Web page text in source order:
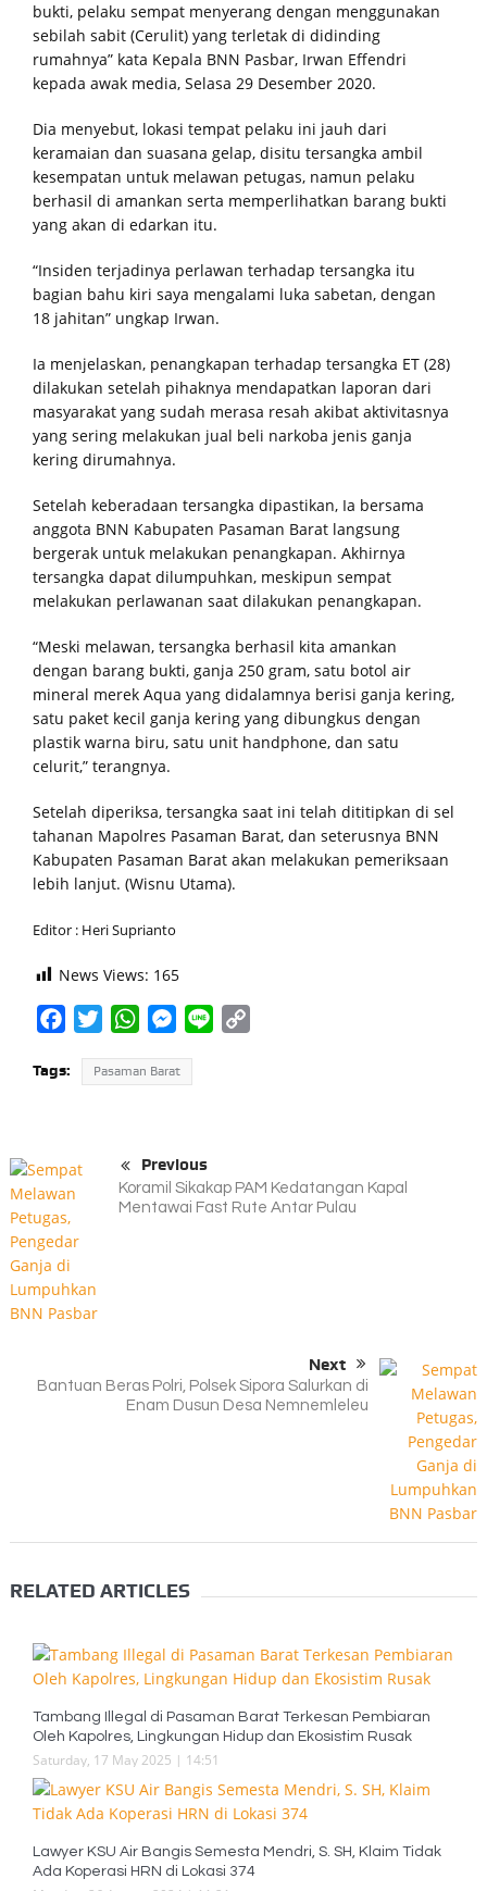
bukti, pelaku sempat menyerang dengan menggunakan
sebilah sabit (Cerulit) yang terletak di didinding
rumahnya” kata Kepala BNN Pasbar, Irwan Effendri
kepada awak media, Selasa 29 Desember 2020.
Dia menyebut, lokasi tempat pelaku ini jauh dari
keramaian dan suasana gelap, disitu tersangka ambil
kesempatan untuk melawan petugas, namun pelaku
berhasil di amankan serta memperlihatkan barang bukti
yang akan di edarkan itu.
“Insiden terjadinya perlawan terhadap tersangka itu
bagian bahu kiri saya mengalami luka sabetan, dengan
18 jahitan” ungkap Irwan.
Ia menjelaskan, penangkapan terhadap tersangka ET (28)
dilakukan setelah pihaknya mendapatkan laporan dari
masyarakat yang sudah merasa resah akibat aktivitasnya
yang sering melakukan jual beli narkoba jenis ganja
kering dirumahnya.
Setelah keberadaan tersangka dipastikan, Ia bersama
anggota BNN Kabupaten Pasaman Barat langsung
bergerak untuk melakukan penangkapan. Akhirnya
tersangka dapat dilumpuhkan, meskipun sempat
melakukan perlawanan saat dilakukan penangkapan.
“Meski melawan, tersangka berhasil kita amankan
dengan barang bukti, ganja 250 gram, satu botol air
mineral merek Aqua yang didalamnya berisi ganja kering,
satu paket kecil ganja kering yang dibungkus dengan
plastik warna biru, satu unit handphone, dan satu
celurit,” terangnya.
Setelah diperiksa, tersangka saat ini telah dititipkan di sel
tahanan Mapolres Pasaman Barat, dan seterusnya BNN
Kabupaten Pasaman Barat akan melakukan pemeriksaan
lebih lanjut. (Wisnu Utama).
Editor : Heri Suprianto
News Views: 165
FacebookTwitterWhatsAppMessenger
Line
Tags: Pasaman Barat
Previous
Koramil Sikakap PAM Kedatangan Kapal
Mentawai Fast Rute Antar Pulau
Next
Bantuan Beras Polri, Polsek Sipora Salurkan di
Enam Dusun Desa Nemnemleleu
RELATED ARTICLES
Tambang Illegal di Pasaman Barat Terkesan Pembiaran
Oleh Kapolres, Lingkungan Hidup dan Ekosistim Rusak
Saturday, 17 May 2025 | 14:51
Lawyer KSU Air Bangis Semesta Mendri, S. SH, Klaim Tidak
Ada Koperasi HRN di Lokasi 374